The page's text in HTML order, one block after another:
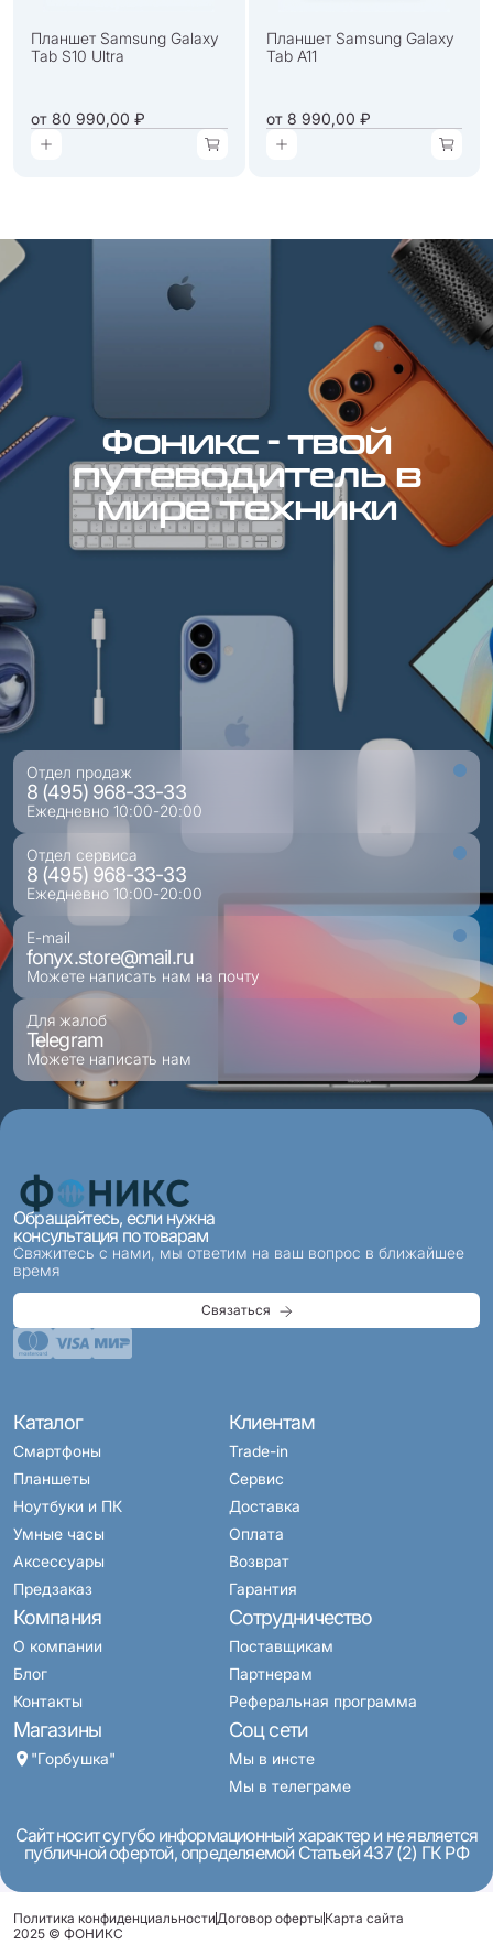
Планшет Samsung Galaxy
Tab S10 Ultra
от 80 990,00 ₽
Планшет Samsung Galaxy
Tab A11
от8 990,00 ₽
Фоникс - твой
путеводитель в
мире техники
Отдел продаж
8 (495) 968-33-33
Ежедневно 10:00-20:00
Отдел сервиса
8 (495) 968-33-33
Ежедневно 10:00-20:00
E-mail
fonyx.store@mail.ru
Можете написать нам на почту
Для жалоб
Telegram
Можете написать нам
Обращайтесь, если нужна
консультация по товарам
Свяжитесь с нами, мы ответим на ваш вопрос в ближайшее
время
Связаться
Каталог
Смартфоны
Планшеты
Ноутбуки и ПК
Умные часы
Аксессуары
Предзаказ
Клиентам
Trade-in
Сервис
Доставка
Оплата
Возврат
Гарантия
Компания
О компании
Блог
Контакты
Магазины
"Горбушка"
Сотрудничество
Поставщикам
Партнерам
Реферальная программа
Соц сети
Мы в инсте
Мы в телеграме
Сайт носит сугубо информационный характер и не является
публичной офертой, определяемой Статьей 437 (2) ГК РФ
Политика конфиденциальностиДоговор оферты Карта сайта
2025 © ФОНИКС